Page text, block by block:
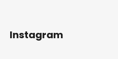
Instagram